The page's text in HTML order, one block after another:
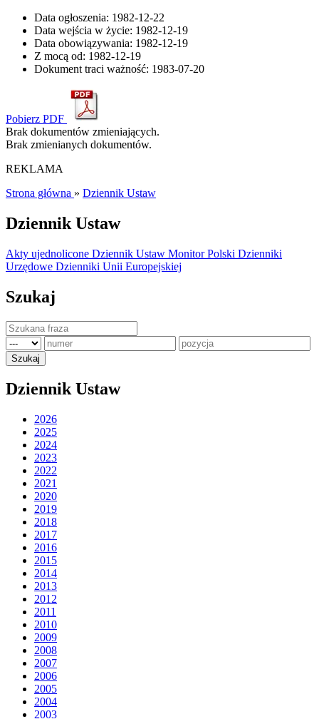
Data ogłoszenia: 1982-12-22
Data wejścia w życie: 1982-12-19
Data obowiązywania: 1982-12-19
Z mocą od: 1982-12-19
Dokument traci ważność: 1983-07-20
Pobierz PDF
Brak dokumentów zmieniających.
Brak zmienianych dokumentów.
REKLAMA
Strona główna » Dziennik Ustaw
Dziennik Ustaw
Akty ujednolicone Dziennik Ustaw Monitor Polski Dzienniki
Urzędowe Dzienniki Unii Europejskiej
Szukaj
Dziennik Ustaw
2026
2025
2024
2023
2022
2021
2020
2019
2018
2017
2016
2015
2014
2013
2012
2011
2010
2009
2008
2007
2006
2005
2004
2003